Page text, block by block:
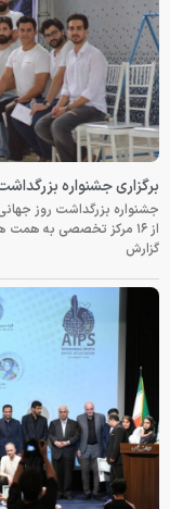
برگزاری جشنواره
از ۱۶ مرکز تخصصی به همت
گزارش